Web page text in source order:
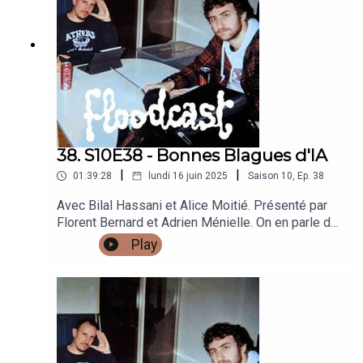
LE RETOUR DU MERCH :
https://traphic.fr/collections/floodcast
!Bises,Flo.
38. S10E38 - Bonnes Blagues d'IA
01:39:28 | lundi 16 juin 2025 | Saison 10, Ep. 38
Avec Bilal Hassani et Alice Moitié. Présenté par
Florent Bernard et Adrien Ménielle. On en parle de
choses dans cet épisode : de restaurants à
thèmes, de la fête de la musique, de merch de
concert, du premier appartement, d’un Mickey
menaçant, de mettre des tunnels à Netflix, et des
Visiteurs la comédie musicale. C’EST LE RETOUR
DU MERCH :
https://traphic.fr/collections/floodcast
!Bises,Flo.
Play